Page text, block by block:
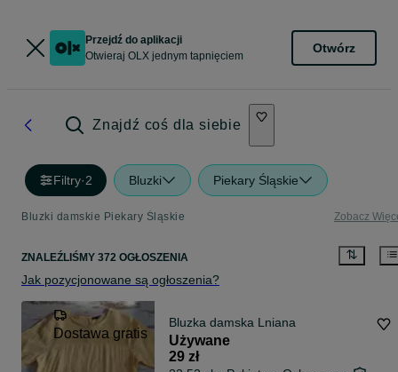
Przejdź do aplikacji
Otwieraj OLX jednym tapnięciem
Otwórz
Znajdź coś dla siebie
Filtry·2 Bluzki Piekary Śląskie
Bluzki damskie Piekary Śląskie Zobacz
ZNALEŹLIŚMY 372 OGŁOSZENIA
Jak pozycjonowane są ogłoszenia?
Dostawa gratis
Bluzka damska Lniana
Używane
29 zł